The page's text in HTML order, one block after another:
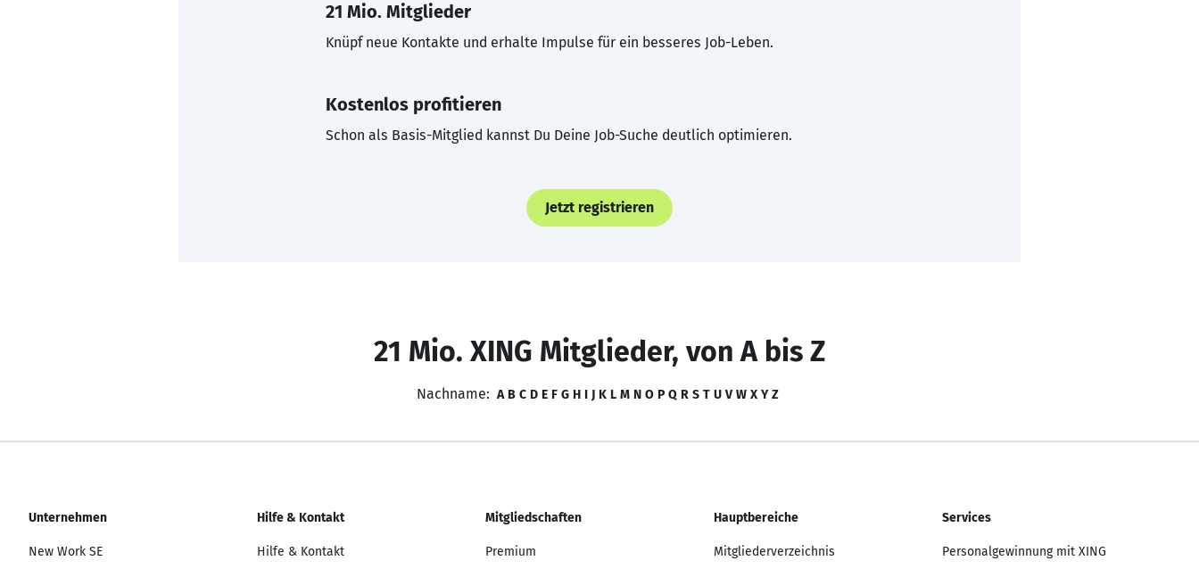
21 Mio. Mitglieder
Knüpf neue Kontakte und erhalte Impulse für ein besseres Job-Leben.
Kostenlos profitieren
Schon als Basis-Mitglied kannst Du Deine Job-Suche deutlich optimieren.
Jetzt registrieren
21 Mio. XING Mitglieder, von A bis Z
Nachname: A B C D E F G H I J K L M N O P Q R S T U V W X Y Z
Unternehmen
New Work SE
Hilfe & Kontakt
Hilfe & Kontakt
Mitgliedschaften
Premium
Hauptbereiche
Mitgliederverzeichnis
Services
Personalgewinnung mit XING